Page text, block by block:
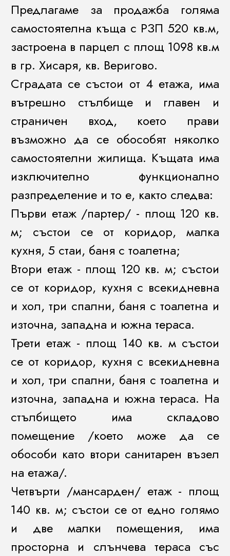
Предлагаме за продажба голяма
самостоятелна къща с РЗП 520 кв.м,
застроена в парцел с площ 1098 кв.м
в гр. Хисаря, кв. Веригово.
Сградата се състои от 4 етажа, има
вътрешно стълбище и главен и
страничен вход, което прави
възможно да се обособят няколко
самостоятелни жилища. Къщата има
изключително функционално
разпределение и то е, както следва:
Първи етаж /партер/ - площ 120 кв.
м; състои се от коридор, малка
кухня, 5 стаи, баня с тоалетна;
Втори етаж - площ 120 кв. м; състои
се от коридор, кухня с всекидневна
и хол, три спални, баня с тоалетна и
източна, западна и южна тераса.
Трети етаж - площ 140 кв. м състои
се от коридор, кухня с всекидневна
и хол, три спални, баня с тоалетна и
източна, западна и южна тераса. На
стълбището има складово
помещение /което може да се
обособи като втори санитарен възел
на етажа/.
Четвърти /мансарден/ етаж - площ
140 кв. м; състои се от едно голямо
и две малки помещения, има
просторна и слънчева тераса със